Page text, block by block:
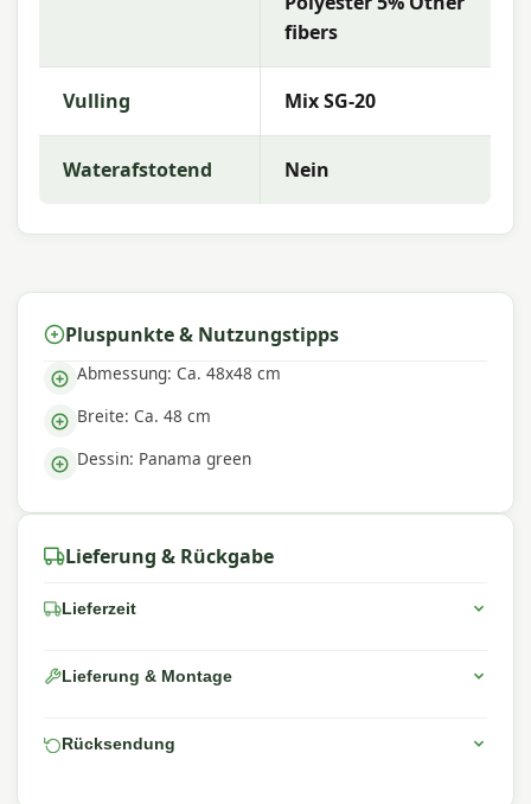
Mit Madison entscheiden Sie sich für hochwertige
Gartenkissen mit einem ausgezeichneten Preis-
Leistungs-Verhältnis. Madison bietet ein
umfangreiches Sortiment mit hoher Farbechtheit
und hervorragendem Komfort, damit Sie die beste
Wahl für Ihren Außenbereich treffen können.
fibers
Vulling Mix SG-20
Waterafstotend Nein
Pluspunkte & Nutzungstipps
Abmessung: Ca. 48x48 cm
Breite: Ca. 48 cm
Dessin: Panama green
Lieferung & Rückgabe
Lieferzeit
Lieferung & Montage
Rücksendung